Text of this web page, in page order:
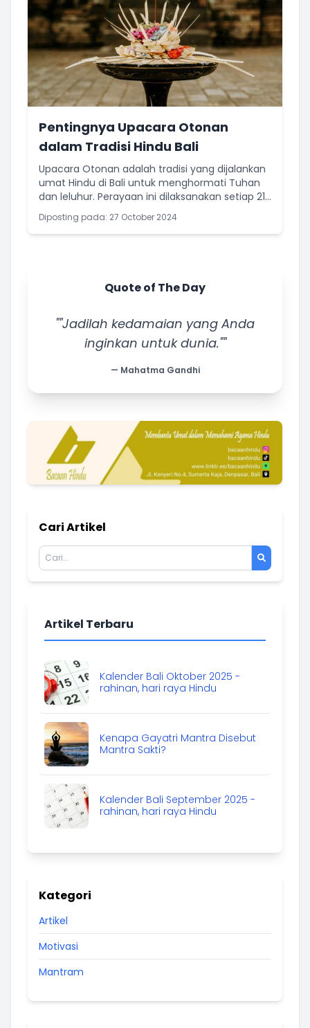
Pentingnya Upacara Otonan
dalam Tradisi Hindu Bali
Upacara Otonan adalah tradisi yang dijalankan
umat Hindu di Bali untuk menghormati Tuhan
dan leluhur. Perayaan ini dilaksanakan setiap 210
hari sekali
Diposting pada: 27 October 2024
Quote of The Day
""Jadilah kedamaian yang Anda
inginkan untuk dunia.""
— Mahatma Gandhi
Cari Artikel
Artikel Terbaru
Kalender Bali Oktober 2025 -
rahinan, hari raya Hindu
Kenapa Gayatri Mantra Disebut
Mantra Sakti?
Kalender Bali September 2025 -
rahinan, hari raya Hindu
Kategori
Artikel
Motivasi
Mantram